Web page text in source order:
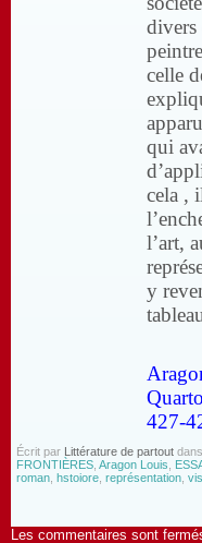
divers
celle
qui
cela ,
l’art,
y
427-
Écrit par Littérature de partout
FRONTIÈRES Aragon Louis
roman hstoiore représentation
Les commentaires sont